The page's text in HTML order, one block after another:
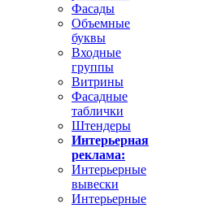
Фасады
Объемные
буквы
Входные
группы
Витрины
Фасадные
таблички
Штендеры
Интерьерная
реклама:
Интерьерные
вывески
Интерьерные